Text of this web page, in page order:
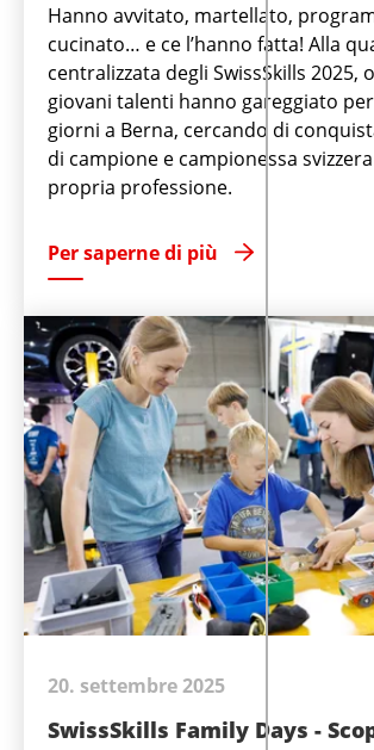
Hanno avvitato, martellato,
cucinato… e ce l’hanno fatta! Alla
centralizzata degli SwissSkills 2025,
giovani talenti hanno gareggiato
giorni a Berna, cercando di
di campione e campionessa
propria professione.
Per saperne di più
20. settembre 2025
SwissSkills Family Days -